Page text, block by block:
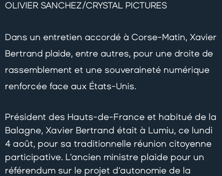
OLIVIER SANCHEZ/CRYSTAL PICTURES
Dans un entretien accordé à Corse-Matin, Xavier
Bertrand plaide, entre autres, pour une droite de
rassemblement et une souveraineté numérique
renforcée face aux États-Unis.
Président des Hauts-de-France et habitué de la
Balagne, Xavier Bertrand était à Lumiu, ce lundi
4 août, pour sa traditionnelle réunion citoyenne
participative. L’ancien ministre plaide pour un
référendum sur le projet d’autonomie de la